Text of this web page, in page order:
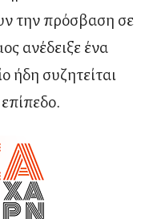
την πρόσβαση σε
ανέδειξε ένα
ήδη συζητείται